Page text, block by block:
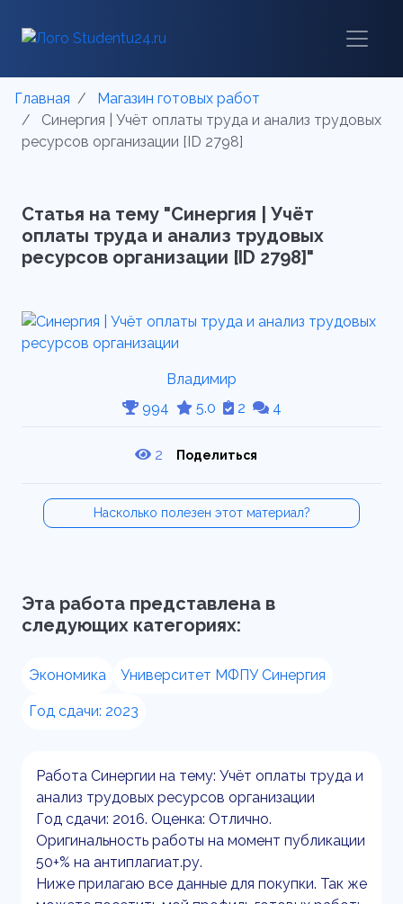
Главная
Магазин готовых работ
Синергия | Учёт оплаты труда и анализ трудовых
ресурсов организации [ID 2798]
Статья на тему "Синергия | Учёт
оплаты труда и анализ трудовых
ресурсов организации [ID 2798]"
Владимир
994
5.0 2 4
2 Поделиться
Насколько полезен этот материал?
Эта работа представлена в
следующих категориях:
Экономика Университет МФПУ Синергия
Год сдачи: 2023
Работа Синергии на тему: Учёт оплаты труда и
анализ трудовых ресурсов организации
Год сдачи: 2016. Оценка: Отлично.
Оригинальность работы на момент публикации
50+% на антиплагиат.ру.
Ниже прилагаю все данные для покупки. Так же